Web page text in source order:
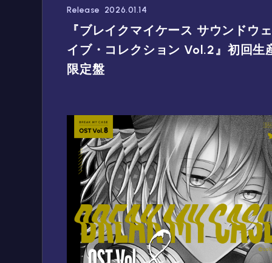
Release 2026.01.14
『ブレイクマイケース サウンドウェ
イブ・コレクション Vol.2』初回生
限定盤